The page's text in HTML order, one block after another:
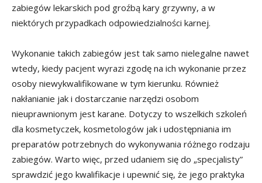
zabiegów lekarskich pod groźbą kary grzywny, a w
niektórych przypadkach odpowiedzialności karnej.
Wykonanie takich zabiegów jest tak samo nielegalne nawet
wtedy, kiedy pacjent wyrazi zgodę na ich wykonanie przez
osoby niewykwalifikowane w tym kierunku. Również
nakłanianie jak i dostarczanie narzędzi osobom
nieuprawnionym jest karane. Dotyczy to wszelkich szkoleń
dla kosmetyczek, kosmetologów jak i udostępniania im
preparatów potrzebnych do wykonywania różnego rodzaju
zabiegów. Warto więc, przed udaniem się do „specjalisty”
sprawdzić jego kwalifikacje i upewnić się, że jego praktyka